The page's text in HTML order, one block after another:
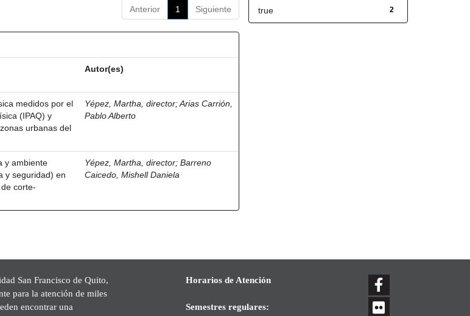
Anterior 1 Siguiente
Autor(es)
medidos por el
(IPAQ) y
urbanas del
Yépez, Martha, director;Arias Carrión,
Pablo Alberto
y ambiente
y seguridad) en
corte-
Yépez, Martha, director;Barreno
Caicedo, Mishell Daniela
2
true
San Francisco de Quito,
para la atención de miles
encontrar una
Horarios de Atención
Semestres regulares: